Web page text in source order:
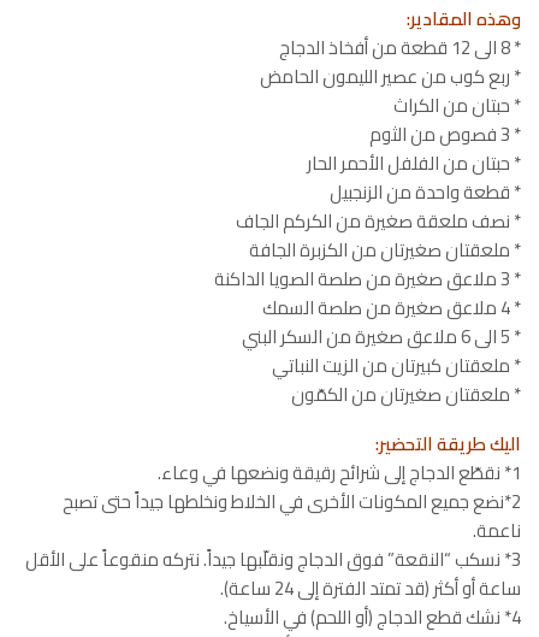
وهذه المقادير:
* 8 الى 12 قطعة من أفخاذ الدجاج
* ربع كوب من عصير الليمون الحامض
* حبتان من الكراث
* 3 فصوص من الثوم
* حبتان من الفلفل الأحمر الحار
* قطعة واحدة من الزنجبيل
* نصف ملعقة صغيرة من الكركم الجاف
* ملعقتان صغيرتان من الكزبرة الجافة
* 3 ملاعق صغيرة من صلصة الصويا الداكنة
* 4 ملاعق صغيرة من صلصة السمك
* 5 الى 6 ملاعق صغيرة من السكر البني
* ملعقتان كبيرتان من الزيت النباتي
* ملعقتان صغيرتان من الكمّون
اليك طريقة التحضير:
1* نقطّع الدجاج إلى شرائح رقيقة ونضعها في وعاء.
2*نضع جميع المكونات الأخرى في الخلاط ونخلطها جيداً حتى تصبح
ناعمة.
3* نسكب “النقعة” فوق الدجاج ونقلّبها جيداً. نتركه منقوعاً على الأقل
ساعة أو أكثر (قد تمتد الفترة إلى 24 ساعة).
4* نشك قطع الدجاج (أو اللحم) في الأسياخ.